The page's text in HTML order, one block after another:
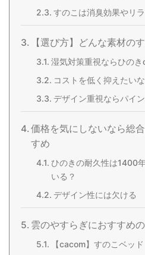
すのこは消臭効果やリ
【選び方】どんな素材の
湿気対策重視ならひのき
コストを低く抑えたい
デザイン重視ならパイ
価格を気にしないなら総
すめ
ひのきの耐久性は1400
いる？
デザイン性には欠ける
雲のやすらぎにおすすめ
【cacom】すのこベッ